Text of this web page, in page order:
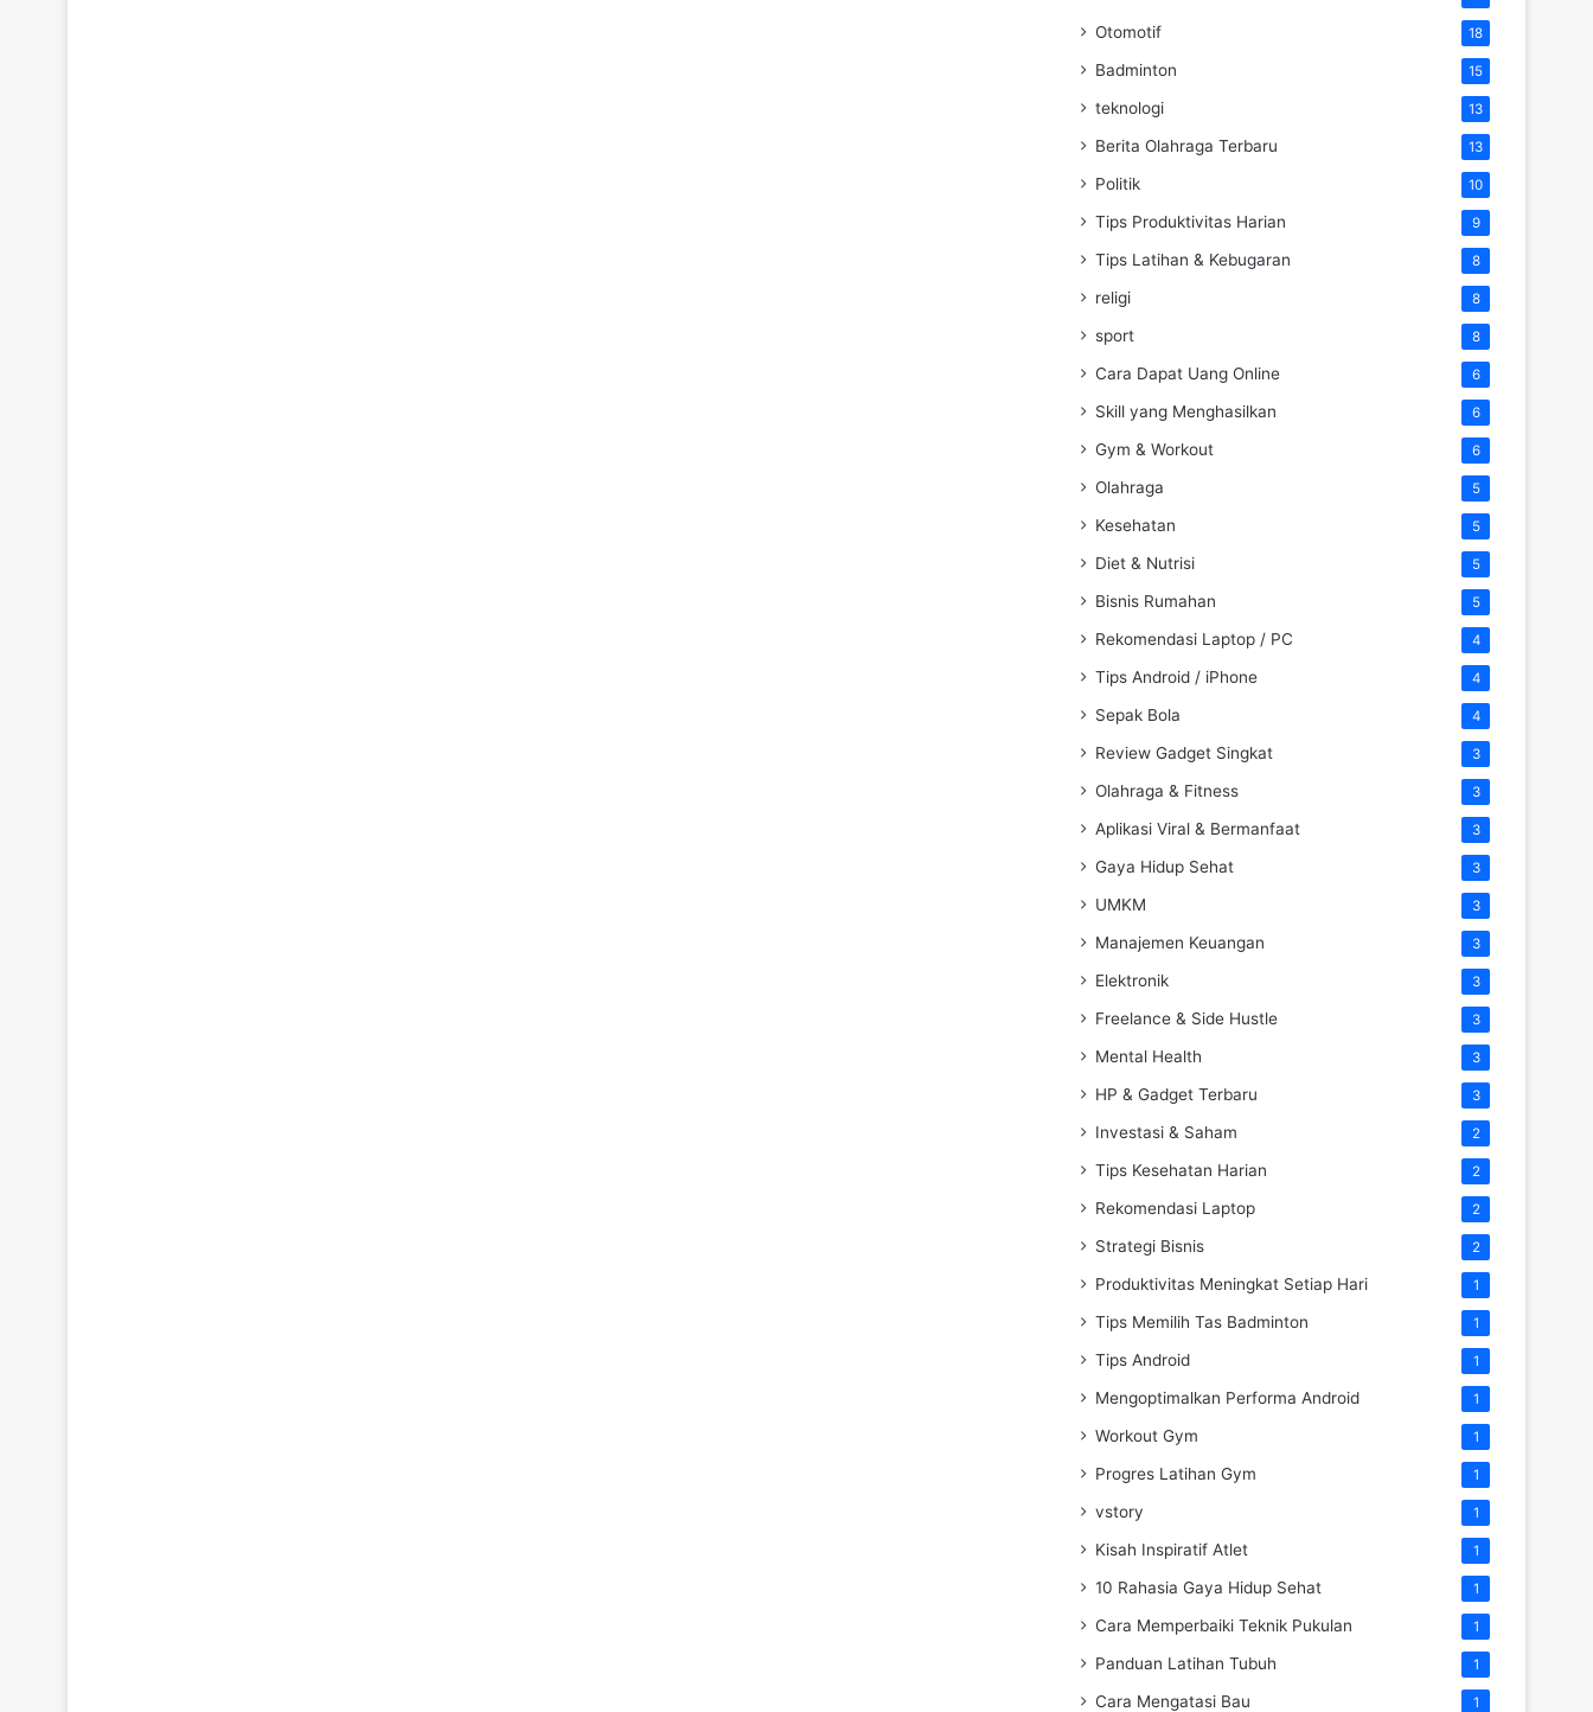
Otomotif 18
Badminton 15
teknologi 13
Berita Olahraga Terbaru 13
Politik 10
Tips Produktivitas Harian 9
Tips Latihan & Kebugaran 8
religi 8
sport 8
Cara Dapat Uang Online 6
Skill yang Menghasilkan 6
Gym & Workout 6
Olahraga 5
Kesehatan 5
Diet & Nutrisi 5
Bisnis Rumahan 5
Rekomendasi Laptop / PC 4
Tips Android / iPhone 4
Sepak Bola 4
Review Gadget Singkat 3
Olahraga & Fitness 3
Aplikasi Viral & Bermanfaat 3
Gaya Hidup Sehat 3
UMKM 3
Manajemen Keuangan 3
Elektronik 3
Freelance & Side Hustle 3
Mental Health 3
HP & Gadget Terbaru 3
Investasi & Saham 2
Tips Kesehatan Harian 2
Rekomendasi Laptop 2
Strategi Bisnis 2
Produktivitas Meningkat Setiap Hari 1
Tips Memilih Tas Badminton 1
Tips Android 1
Mengoptimalkan Performa Android 1
Workout Gym 1
Progres Latihan Gym 1
vstory 1
Kisah Inspiratif Atlet 1
10 Rahasia Gaya Hidup Sehat 1
Cara Memperbaiki Teknik Pukulan 1
Panduan Latihan Tubuh 1
Cara Mengatasi Bau 1